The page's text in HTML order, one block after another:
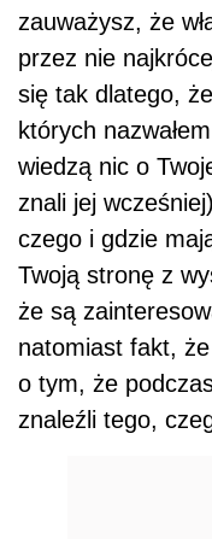
zauważysz, że
przez nie
się tak dlatego,
których
wiedzą nic o
znali jej
czego i gdzie
Twoją stronę z
że są
natomiast fakt,
o tym, że
znaleźli tego,